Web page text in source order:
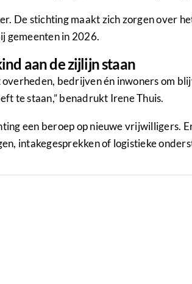
De stichting maakt zich zorgen over
gemeenten in 2026.
aan de zijlijn staan
bedrijven én inwoners om
te staan,” benadrukt Irene Thuis.
een beroep op nieuwe vrijwilligers.
intakegesprekken of logistieke